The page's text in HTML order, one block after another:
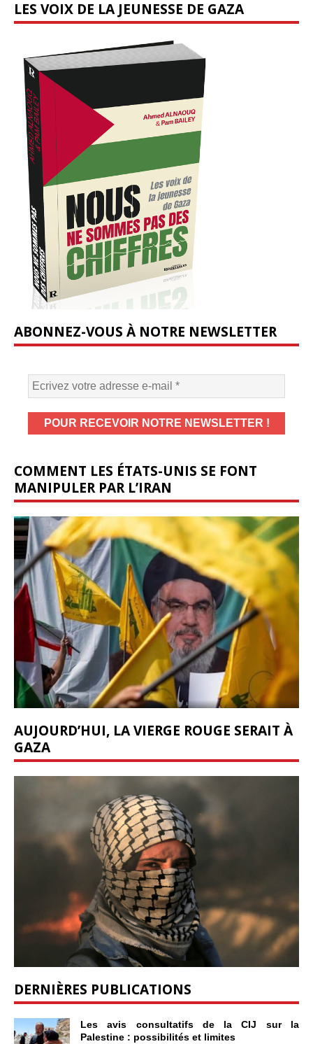
LES VOIX DE LA JEUNESSE DE GAZA
ABONNEZ-VOUS À NOTRE NEWSLETTER
COMMENT LES ÉTATS-UNIS SE FONT
MANIPULER PAR L’IRAN
AUJOURD’HUI, LA VIERGE ROUGE SERAIT À
GAZA
DERNIÈRES PUBLICATIONS
Les avis consultatifs de la CIJ sur la
Palestine : possibilités et limites